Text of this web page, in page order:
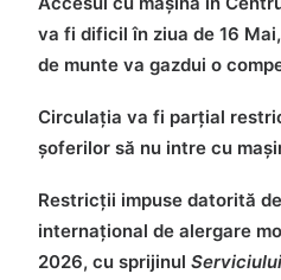
va fi dificil în ziua de 16
de munte va gazdui o
Circulația va fi parțial
șoferilor să nu intre cu
Restricții impuse datorită
internațional de alergare
2026, cu sprijinul